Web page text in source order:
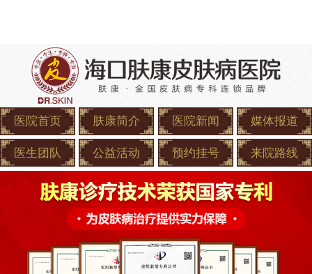
医院首页 肤康简介 医院新闻 媒体报道
医生团队 公益活动 预约挂号 来院路线